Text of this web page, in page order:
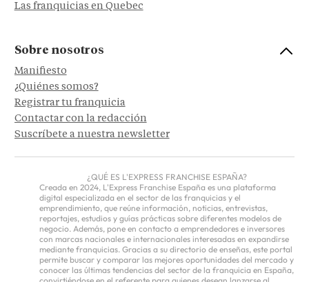
Las franquicias en Quebec
Sobre nosotros
Manifiesto
¿Quiénes somos?
Registrar tu franquicia
Contactar con la redacción
Suscríbete a nuestra newsletter
¿QUÉ ES L'EXPRESS FRANCHISE ESPAÑA?
Creada en 2024, L'Express Franchise España es una plataforma
digital especializada en el sector de las franquicias y el
emprendimiento, que reúne información, noticias, entrevistas,
reportajes, estudios y guías prácticas sobre diferentes modelos de
negocio. Además, pone en contacto a emprendedores e inversores
con marcas nacionales e internacionales interesadas en expandirse
mediante franquicias. Gracias a su directorio de enseñas, este portal
permite buscar y comparar las mejores oportunidades del mercado y
conocer las últimas tendencias del sector de la franquicia en España,